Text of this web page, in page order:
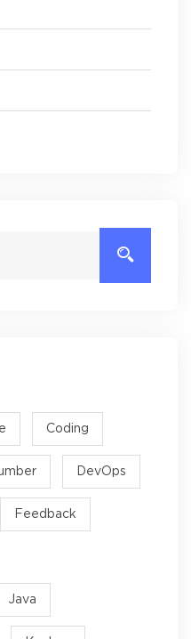
Coding
DevOps
Feedback
Java